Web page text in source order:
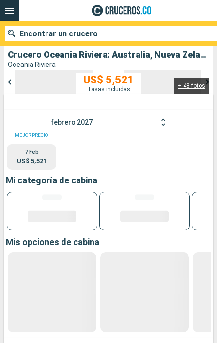
Crucero Oceania Riviera: Australia, Nueva Zelanda salida desde Sidney
Oceania Riviera
+ 48 fotos
US$ 5,521
Tasas incluidas
febrero 2027
MEJOR PRECIO
7 Feb
US$ 5,521
Mi categoría de cabina
Mis opciones de cabina
Encontrar un crucero
Puertos Compañías